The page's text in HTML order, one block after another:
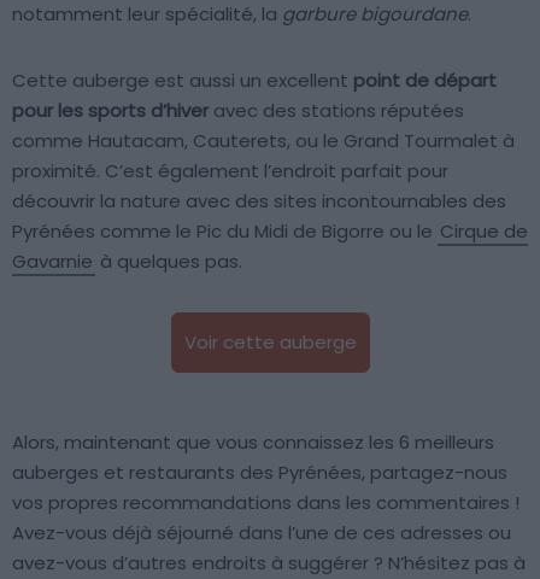
notamment leur spécialité, la garbure bigourdane.
Cette auberge est aussi un excellent point de départ
pour les sports d’hiver avec des stations réputées
comme Hautacam, Cauterets, ou le Grand Tourmalet à
proximité. C’est également l’endroit parfait pour
découvrir la nature avec des sites incontournables des
Pyrénées comme le Pic du Midi de Bigorre ou le Cirque de
Gavarnie à quelques pas.
Voir cette auberge
Alors, maintenant que vous connaissez les 6 meilleurs
auberges et restaurants des Pyrénées, partagez-nous
vos propres recommandations dans les commentaires !
Avez-vous déjà séjourné dans l’une de ces adresses ou
avez-vous d’autres endroits à suggérer ? N’hésitez pas à